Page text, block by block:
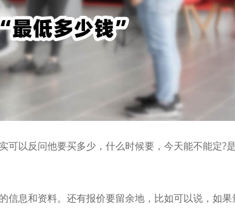
以反问他要买多少，什么时候要，今天能不能定?
息和资料。还有报价要留余地，比如可以说，如